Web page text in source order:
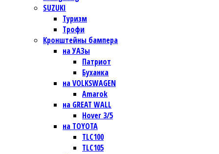
SUZUKI
Туризм
Трофи
Кронштейны бампера
на УАЗы
Патриот
Буханка
на VOLKSWAGEN
Amarok
на GREAT WALL
Hover 3/5
на TOYOTA
TLC100
TLC105